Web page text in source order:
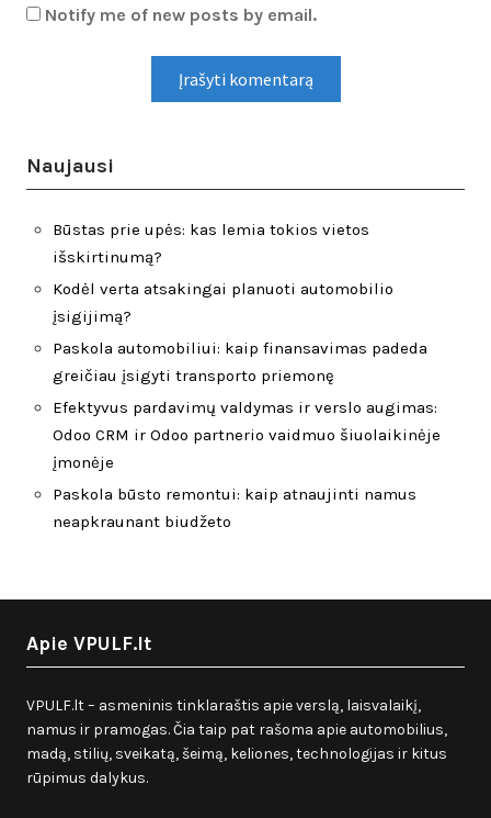
Notify me of new posts by email.
Naujausi
Būstas prie upės: kas lemia tokios vietos
išskirtinumą?
Kodėl verta atsakingai planuoti automobilio
įsigijimą?
Paskola automobiliui: kaip finansavimas padeda
greičiau įsigyti transporto priemonę
Efektyvus pardavimų valdymas ir verslo augimas:
Odoo CRM ir Odoo partnerio vaidmuo šiuolaikinėje
įmonėje
Paskola būsto remontui: kaip atnaujinti namus
neapkraunant biudžeto
Apie VPULF.lt
VPULF.lt – asmeninis tinklaraštis apie verslą, laisvalaikį,
namus ir pramogas. Čia taip pat rašoma apie automobilius,
madą, stilių, sveikatą, šeimą, keliones, technologijas ir kitus
rūpimus dalykus.